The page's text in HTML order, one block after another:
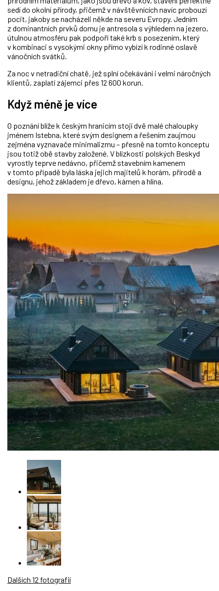
sedí do okolní přírody, přičemž v návštěvnících navíc probouzí
pocit, jakoby se nacházeli někde na severu Evropy. Jedním
z dominantních prvků domu je antresola s výhledem na jezero,
útulnou atmosféru pak podpoří také krb s posezením, který
v kombinaci s vysokými okny přímo vybízí k rodinné oslavě
vánočních svátků.
Za noc v netradiční chatě, jež splní očekávání i velmi náročných
klientů, zaplatí zájemci přes 12 600 korun.
Když méně je více
O poznání blíže k českým hranicím stojí dvě malé chaloupky
jménem Istebna, které svým designem a řešením zaujmou
zejména vyznavače minimalizmu – přesně na tomto konceptu
jsou totiž obě stavby založené. V blízkosti polských Beskyd
vyrostly teprve nedávno, přičemž stavebním kamenem
v tomto případě byla láska jejich majitelů k horám, přírodě a
designu, jehož základem je dřevo, kámen a hlína.
Dalších 12 fotografií